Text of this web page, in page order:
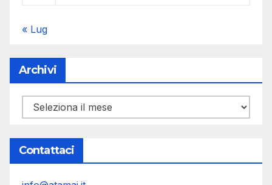
« Lug
Archivi
Archivi
Contattaci